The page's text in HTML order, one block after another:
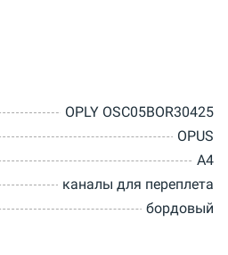
OPLY OSC05BOR30425
OPUS
A4
каналы для переплета
бордовый